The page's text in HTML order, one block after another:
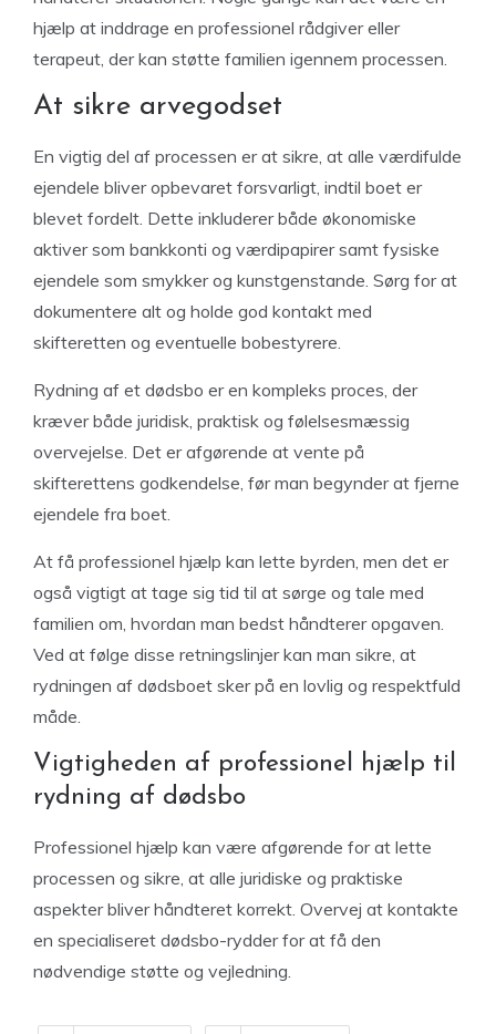
hjælp at inddrage en professionel rådgiver eller
terapeut, der kan støtte familien igennem processen.
At sikre arvegodset
En vigtig del af processen er at sikre, at alle værdifulde
ejendele bliver opbevaret forsvarligt, indtil boet er
blevet fordelt. Dette inkluderer både økonomiske
aktiver som bankkonti og værdipapirer samt fysiske
ejendele som smykker og kunstgenstande. Sørg for at
dokumentere alt og holde god kontakt med
skifteretten og eventuelle bobestyrere.
Rydning af et dødsbo er en kompleks proces, der
kræver både juridisk, praktisk og følelsesmæssig
overvejelse. Det er afgørende at vente på
skifterettens godkendelse, før man begynder at fjerne
ejendele fra boet.
At få professionel hjælp kan lette byrden, men det er
også vigtigt at tage sig tid til at sørge og tale med
familien om, hvordan man bedst håndterer opgaven.
Ved at følge disse retningslinjer kan man sikre, at
rydningen af dødsboet sker på en lovlig og respektfuld
måde.
Vigtigheden af professionel hjælp til
rydning af dødsbo
Professionel hjælp kan være afgørende for at lette
processen og sikre, at alle juridiske og praktiske
aspekter bliver håndteret korrekt. Overvej at kontakte
en specialiseret dødsbo-rydder for at få den
nødvendige støtte og vejledning.